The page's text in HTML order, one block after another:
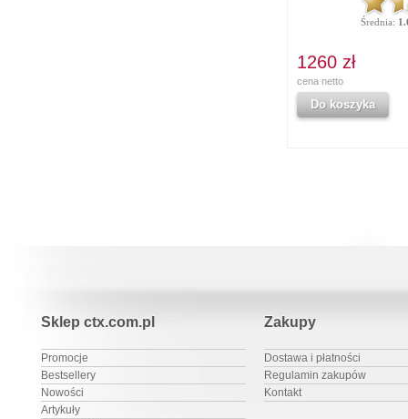
Średnia:
1260 zł
cena netto
Do koszyka
Sklep ctx.com.pl
Promocje
Bestsellery
Nowości
Artykuły
Zakupy
Dostawa i płatności
Regulamin zakupów
Kontakt